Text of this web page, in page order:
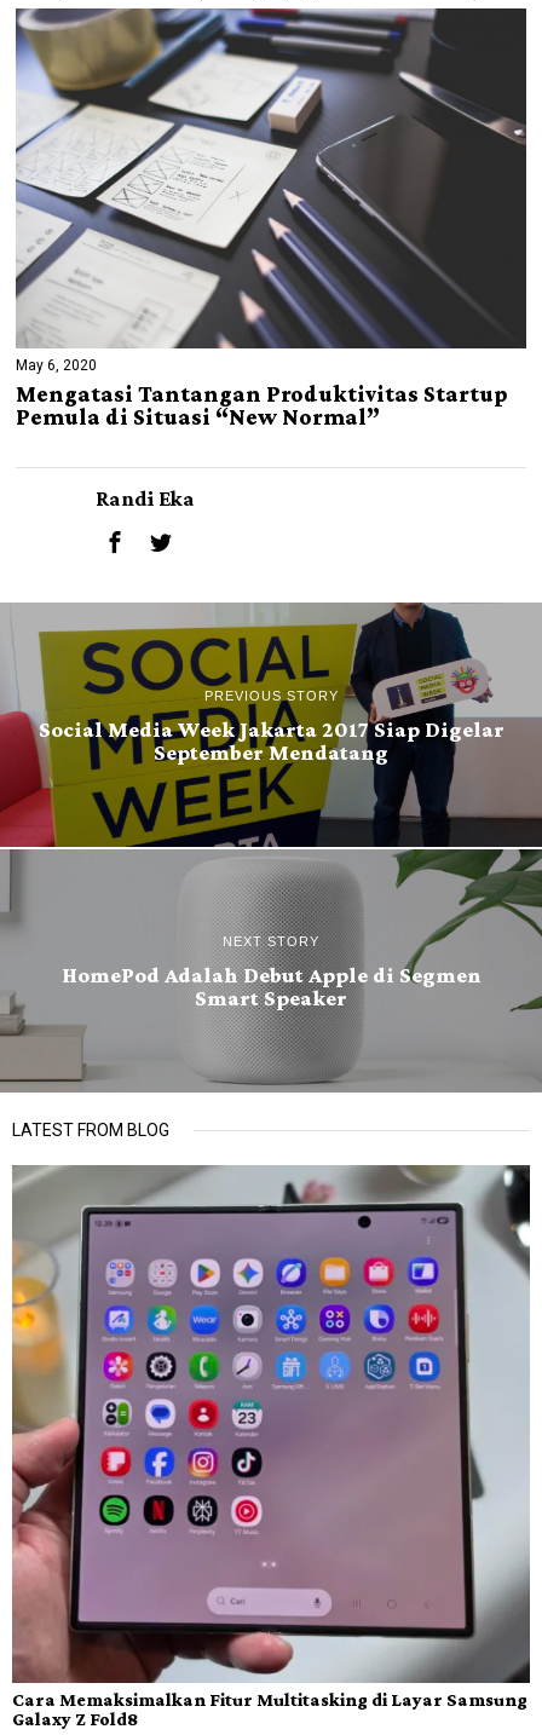
May 6, 2020
Mengatasi Tantangan Produktivitas Startup
Pemula di Situasi “New Normal”
Randi Eka
PREVIOUS STORY
Social Media Week Jakarta 2017 Siap Digelar
September Mendatang
NEXT STORY
HomePod Adalah Debut Apple di Segmen
Smart Speaker
LATEST FROM BLOG
Cara Memaksimalkan Fitur Multitasking di Layar Samsung
Galaxy Z Fold8